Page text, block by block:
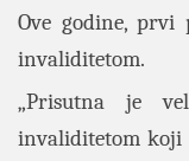
Ove godine, prvi
invaliditetom.
„Prisutna je
invaliditetom koji